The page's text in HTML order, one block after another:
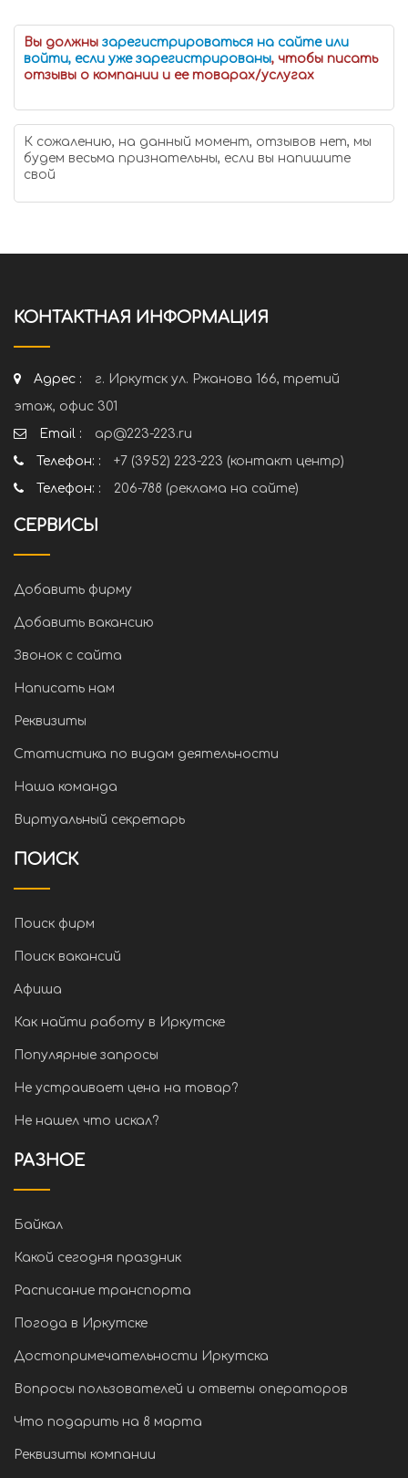
Вы должны зарегистрироваться на сайте или
войти, если уже зарегистрированы, чтобы писать
отзывы о компании и ее товарах/услугах
К сожалению, на данный момент, отзывов нет, мы
будем весьма признательны, если вы напишите
свой
КОНТАКТНАЯ ИНФОРМАЦИЯ
Адрес :
г. Иркутск ул. Ржанова 166, третий
этаж, офис 301
Email :
ap@223-223.ru
Телефон: :
+7 (3952) 223-223 (контакт центр)
Телефон: :
206-788 (реклама на сайте)
СЕРВИСЫ
Добавить фирму
Добавить вакансию
Звонок с сайта
Написать нам
Реквизиты
Статистика по видам деятельности
Наша команда
Виртуальный секретарь
ПОИСК
Поиск фирм
Поиск вакансий
Афиша
Как найти работу в Иркутске
Популярные запросы
Не устраивает цена на товар?
Не нашел что искал?
РАЗНОЕ
Байкал
Какой сегодня праздник
Расписание транспорта
Погода в Иркутске
Достопримечательности Иркутска
Вопросы пользователей и ответы операторов
Что подарить на 8 марта
Реквизиты компании